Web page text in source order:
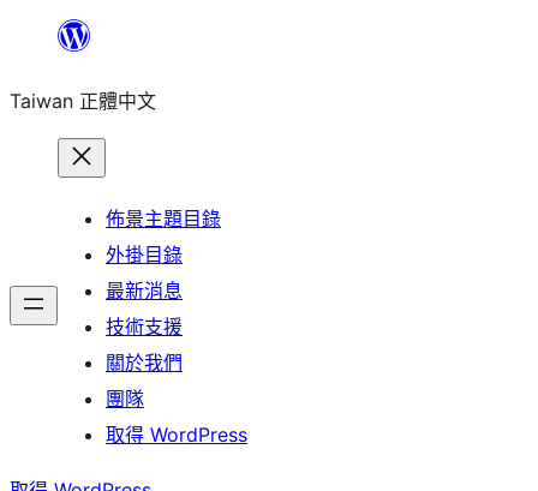
主
Taiwan 正體中文
佈景主題目錄
外掛目錄
最新消息
技術支援
關於我們
團隊
取得 WordPress